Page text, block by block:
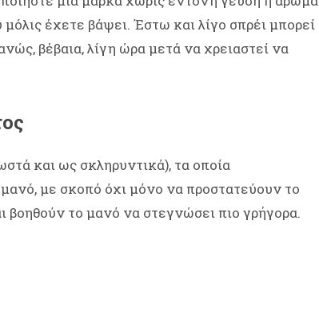
έχετε βάψει. Έστω και λίγο σπρέι μπορεί
βέβαια, λίγη ώρα μετά να χρειαστεί να
και ως σκληρυντικά), τα οποία
με σκοπό όχι μόνο να προστατεύουν το
βοηθούν το μανό να στεγνώσει πιο γρήγορα.